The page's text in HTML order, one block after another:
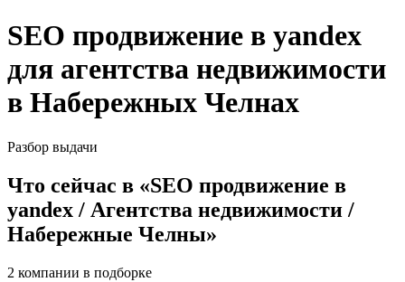
SEO продвижение в yandex
для агентства недвижимости
в Набережных Челнах
Разбор выдачи
Что сейчас в «SEO продвижение в
yandex / Агентства недвижимости /
Набережные Челны»
2 компании в подборке